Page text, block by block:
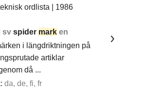
ordlista | 1986
svspider mark en
i längdriktningen på
artiklar
då ...
da, de, fi, fr